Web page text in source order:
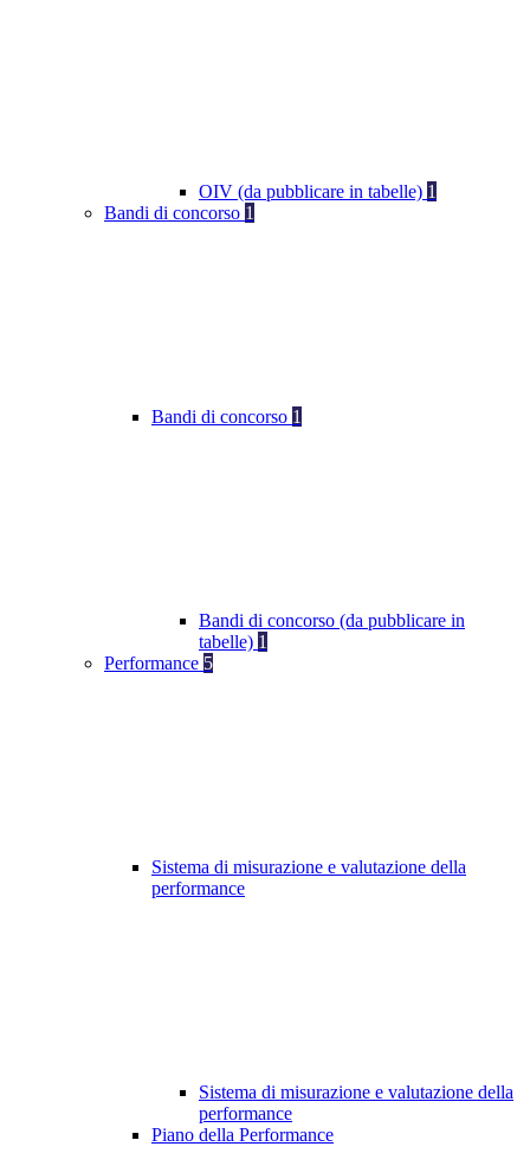
OIV (da pubblicare in tabelle) 1
Bandi di concorso 1
Bandi di concorso 1
Bandi di concorso (da pubblicare in
tabelle) 1
Performance 5
Sistema di misurazione e valutazione della
performance
Sistema di misurazione e valutazione della
performance
Piano della Performance